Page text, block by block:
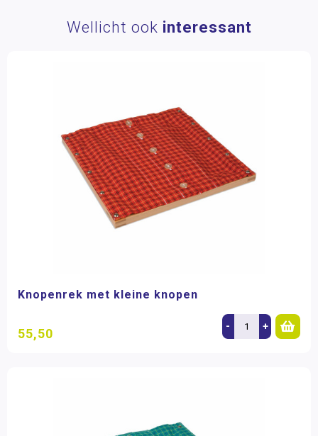
Wellicht ook interessant
Knopenrek met kleine knopen
55,50 - +